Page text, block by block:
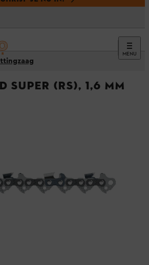
MENU
Super (RS), 1,6 mm